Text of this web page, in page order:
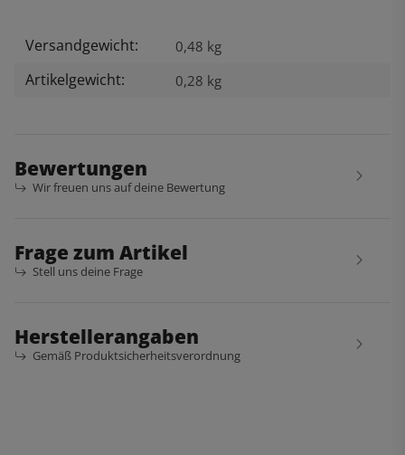
Produkteigenschaft
Wert
Versandgewicht: 0,48 kg
Artikelgewicht: 0,28 kg
Bewertungen
Wir freuen uns auf deine Bewertung
Frage zum Artikel
Stell uns deine Frage
Herstellerangaben
Gemäß Produktsicherheitsverordnung